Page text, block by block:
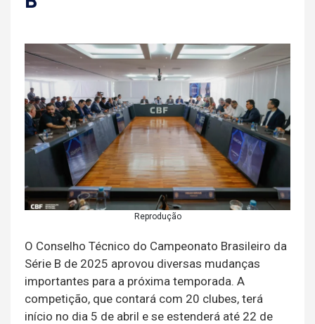
Reprodução
O Conselho Técnico do Campeonato Brasileiro da
Série B de 2025 aprovou diversas mudanças
importantes para a próxima temporada. A
competição, que contará com 20 clubes, terá
início no dia 5 de abril e se estenderá até 22 de